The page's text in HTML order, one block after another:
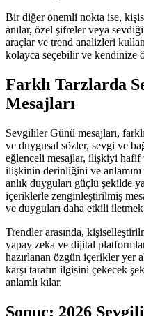
Bir diğer önemli nokta ise,
anılar, özel şifreler veya
araçlar ve trend analizleri
kolayca seçebilir ve kendinize
Farklı Tarzlarda
Mesajları
Sevgililer Günü mesajları,
ve duygusal sözler, sevgi ve
eğlenceli mesajlar, ilişkiyi hafif
ilişkinin derinliğini ve
anlık duyguları güçlü şekilde
içeriklerle zenginleştirilmiş
ve duyguları daha etkili
Trendler arasında,
yapay zeka ve dijital
hazırlanan özgün içerikler yer
karşı tarafın ilgisini çekecek
anlamlı kılar.
Sonuç: 2026